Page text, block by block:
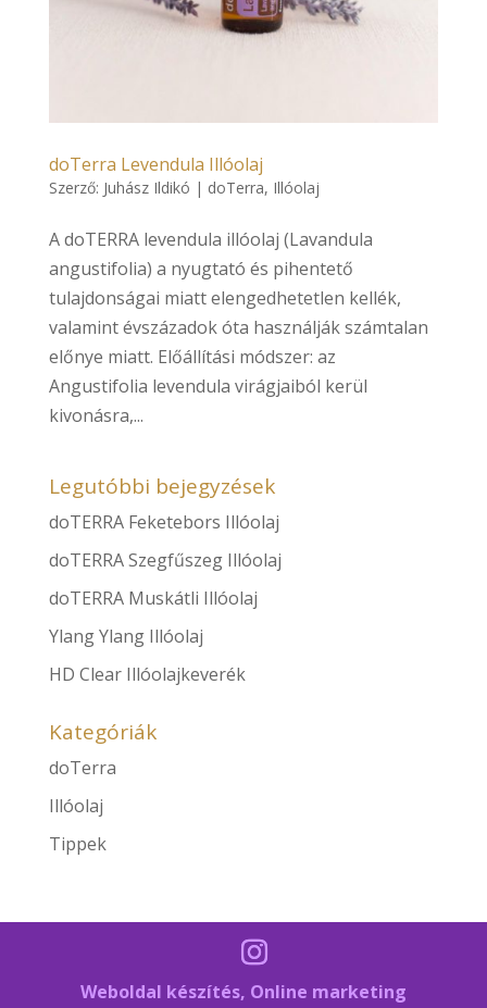
doTerra Levendula Illóolaj
Szerző: Juhász Ildikó | doTerra, Illóolaj
A doTERRA levendula illóolaj (Lavandula
angustifolia) a nyugtató és pihentető
tulajdonságai miatt elengedhetetlen kellék,
valamint évszázadok óta használják számtalan
előnye miatt. Előállítási módszer: az
Angustifolia levendula virágjaiból kerül
kivonásra,...
Legutóbbi bejegyzések
doTERRA Feketebors Illóolaj
doTERRA Szegfűszeg Illóolaj
doTERRA Muskátli Illóolaj
Ylang Ylang Illóolaj
HD Clear Illóolajkeverék
Kategóriák
doTerra
Illóolaj
Tippek
Weboldal készítés, Online marketing